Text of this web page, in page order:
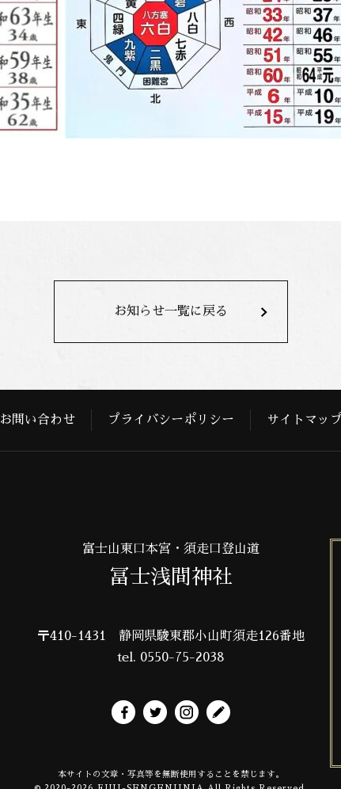
お知らせ一覧に戻る
お問い合わせ プライバシーポリシー サイトマップ
富士山東口本宮・須走口登山道
冨士浅間神社
〒410-1431
静岡県駿東郡小山町須走126番地
tel. 0550-75-2038
本サイトの文章・写真等を無断使用することを禁じます。